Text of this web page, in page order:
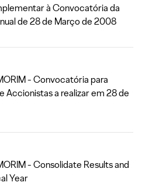
à Convocatória da
de 28 de Março de 2008
- Convocatória para
Accionistas a realizar em 28 de
- Consolidate Results and
Year